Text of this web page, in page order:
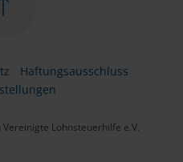
Haftungsausschluss
Lohnsteuerhilfe e.V.